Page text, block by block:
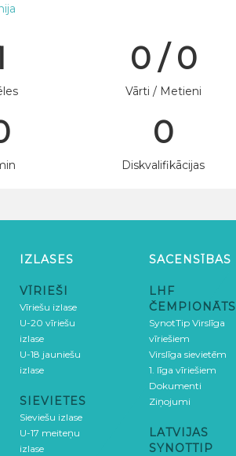
0 / 0
Vārti / Metieni
0
Diskvalifikācijas
IZLASES
VĪRIEŠI
Vīriešu izlase
U-20 vīriešu
izlase
U-18 jauniešu
izlase
SIEVIETES
Sieviešu izlase
U-17 meiteņu
izlase
SACENSĪBAS
LHF
ČEMPIONĀTS
SynotTip Virslīga
vīriešiem
Virslīga sievietēm
1. līga vīriešiem
Dokumenti
Ziņojumi
LATVIJAS
SYNOTTIP